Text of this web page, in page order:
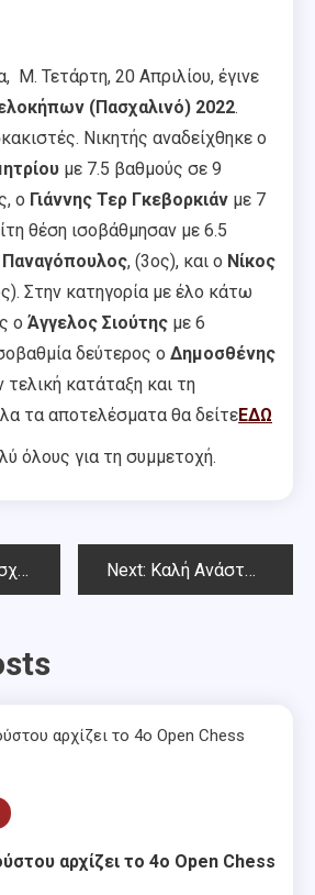
Μ. Τετάρτη, 20 Απριλίου, έγινε
(Πασχαλινό) 2022.
Νικητής αναδείχθηκε ο
με 7.5 βαθμούς σε 9
ο Γιάννης Τερ Γκεβορκιάν με 7
θέση ισοβάθμησαν με 6.5
Παναγόπουλος, (3ος), και ο Νίκος
Στην κατηγορία με έλο κάτω
ο Άγγελος Σιούτης με 6
δεύτερος ο Δημοσθένης
τελική κατάταξη και τη
τα αποτελέσματα θα δείτεΕΔΩ
όλους για τη συμμετοχή.
Ράπιντ 2022 Next: Καλή Ανάσταση και Καλό Πάσχα!
αρχίζει το 4ο Open Chess